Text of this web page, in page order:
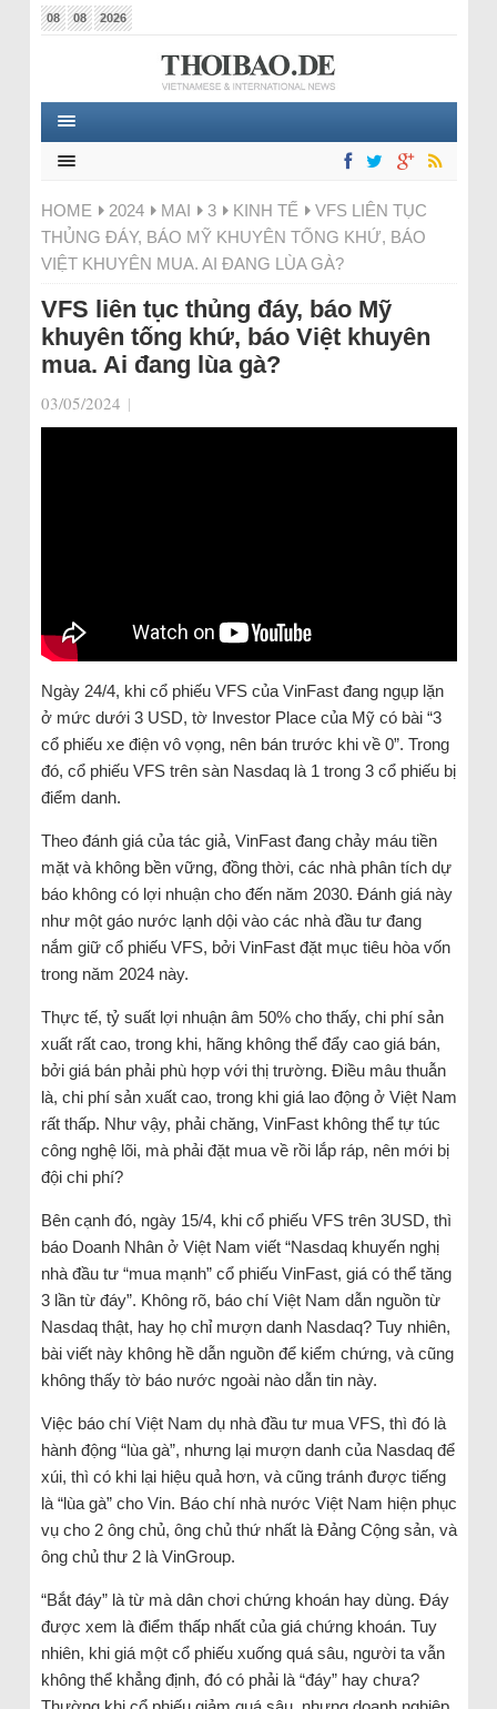
08 08 2026
HOME 2024 MAI 3 KINH TẾ
VFS LIÊN TỤC
THỦNG ĐÁY, BÁO MỸ KHUYÊN TỐNG KHỨ, BÁO
VIỆT KHUYÊN MUA. AI ĐANG LÙA GÀ?
VFS liên tục thủng đáy, báo Mỹ
khuyên tống khứ, báo Việt khuyên
mua. Ai đang lùa gà?
03/05/2024 |
Ngày 24/4, khi cổ phiếu VFS của VinFast đang ngụp lặn
ở mức dưới 3 USD, tờ Investor Place của Mỹ có bài “3
cổ phiếu xe điện vô vọng, nên bán trước khi về 0”. Trong
đó, cổ phiếu VFS trên sàn Nasdaq là 1 trong 3 cổ phiếu bị
điểm danh.
Theo đánh giá của tác giả, VinFast đang chảy máu tiền
mặt và không bền vững, đồng thời, các nhà phân tích dự
báo không có lợi nhuận cho đến năm 2030. Đánh giá này
như một gáo nước lạnh dội vào các nhà đầu tư đang
nắm giữ cổ phiếu VFS, bởi VinFast đặt mục tiêu hòa vốn
trong năm 2024 này.
Thực tế, tỷ suất lợi nhuận âm 50% cho thấy, chi phí sản
xuất rất cao, trong khi, hãng không thể đẩy cao giá bán,
bởi giá bán phải phù hợp với thị trường. Điều mâu thuẫn
là, chi phí sản xuất cao, trong khi giá lao động ở Việt Nam
rất thấp. Như vậy, phải chăng, VinFast không thể tự túc
công nghệ lõi, mà phải đặt mua về rồi lắp ráp, nên mới bị
đội chi phí?
Bên cạnh đó, ngày 15/4, khi cổ phiếu VFS trên 3USD, thì
báo Doanh Nhân ở Việt Nam viết “Nasdaq khuyến nghị
nhà đầu tư “mua mạnh” cổ phiếu VinFast, giá có thể tăng
3 lần từ đáy”. Không rõ, báo chí Việt Nam dẫn nguồn từ
Nasdaq thật, hay họ chỉ mượn danh Nasdaq? Tuy nhiên,
bài viết này không hề dẫn nguồn để kiểm chứng, và cũng
không thấy tờ báo nước ngoài nào dẫn tin này.
Việc báo chí Việt Nam dụ nhà đầu tư mua VFS, thì đó là
hành động “lùa gà”, nhưng lại mượn danh của Nasdaq để
xúi, thì có khi lại hiệu quả hơn, và cũng tránh được tiếng
là “lùa gà” cho Vin. Báo chí nhà nước Việt Nam hiện phục
vụ cho 2 ông chủ, ông chủ thứ nhất là Đảng Cộng sản, và
ông chủ thư 2 là VinGroup.
“Bắt đáy” là từ mà dân chơi chứng khoán hay dùng. Đáy
được xem là điểm thấp nhất của giá chứng khoán. Tuy
nhiên, khi giá một cổ phiếu xuống quá sâu, người ta vẫn
không thể khẳng định, đó có phải là “đáy” hay chưa?